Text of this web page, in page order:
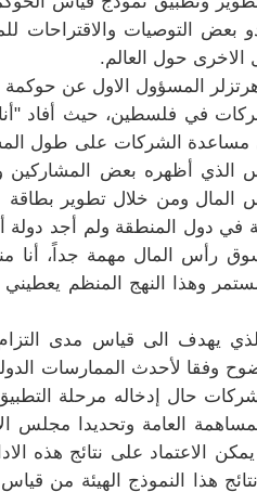
بعض التوصيات
حول العالم.
المسؤول الاول عن
في فلسطين، حيث أفاد
الشركات على طول
أظهره بعض
ومن خلال تطوير بطاقة
دول المنطقة ولم أجد
رأس المال مهمة جداً،
وهذا النهج المنظم يعطيني
يهدف الى قياس مدى
وفقا لأحدث الممارسات
حال إدخاله مرحلة
العامة وتحديدا مجلس
الاعتماد على نتائج هذه
نتائج هذا النموذج الهيئة